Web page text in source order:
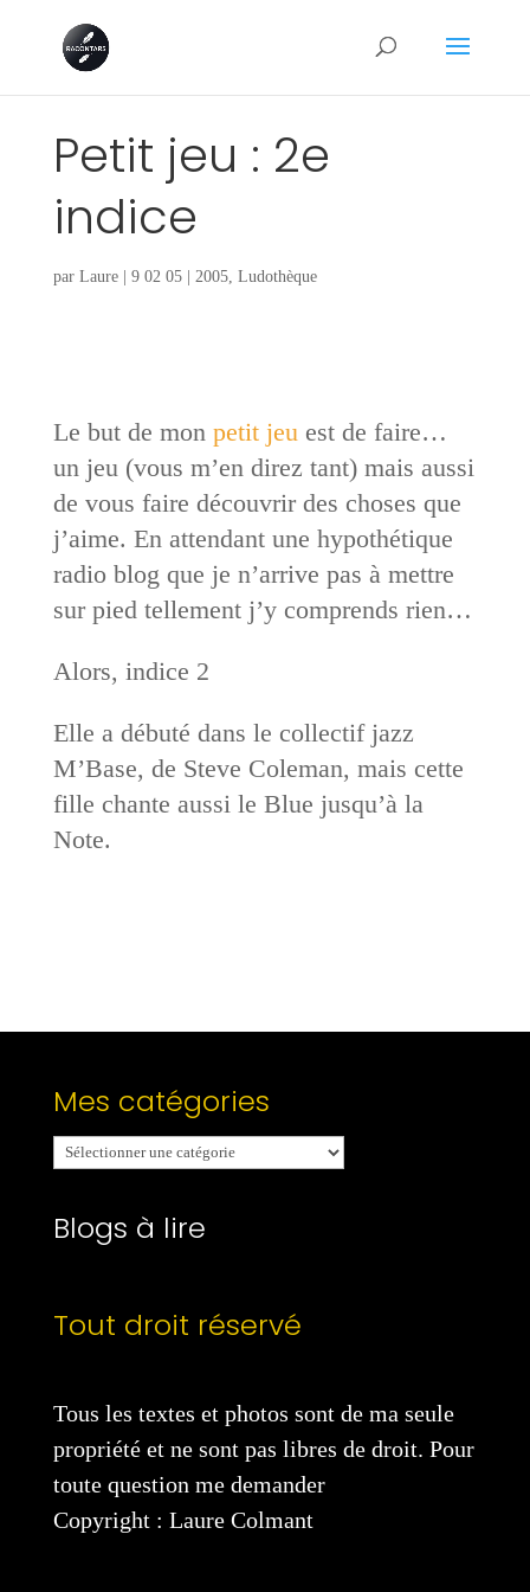
Petit jeu : 2e
indice
par Laure| 9 02 05| 2005, Ludothèque
Le but de mon petit jeu est de faire…
un jeu (vous m’en direz tant) mais aussi
de vous faire découvrir des choses que
j’aime. En attendant une hypothétique
radio blog que je n’arrive pas à mettre
sur pied tellement j’y comprends rien…
Alors, indice 2
Elle a débuté dans le collectif jazz
M’Base, de Steve Coleman, mais cette
fille chante aussi le Blue jusqu’à la
Note.
Mes catégories
Mes
catégories
Blogs à lire
Tout droit réservé
Tous les textes et photos sont de ma seule
propriété et ne sont pas libres de droit. Pour
toute question me demander
Copyright : Laure Colmant